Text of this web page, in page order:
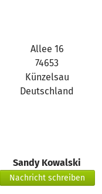
Allee 16
74653
Künzelsau
Deutschland
Sandy Kowalski
Nachricht schreiben